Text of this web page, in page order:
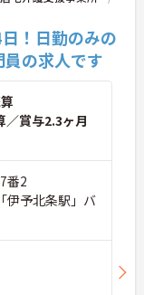
！日勤のみの
の求人です
／賞与2.3ヶ月
番2
伊予北条駅」バ